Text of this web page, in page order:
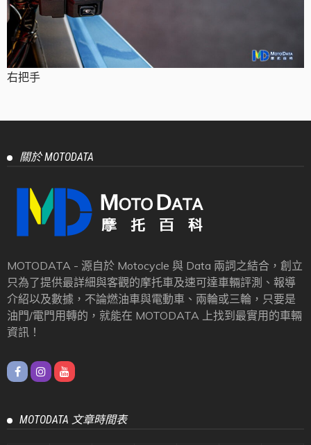
右把手
關於 MOTODATA
MOTODATA - 源自於 Motocycle 與 Data 兩詞之結合，創立
只為了提供最詳細與客觀的摩托車及速可達車輛評測、報導
介紹以及數據，不論燃油車與電動車、兩輪或三輪，只要是
油門/電門用轉的，就能在 MOTODATA 上找到最實用的車輛
資訊！
MOTODATA 文章時間表